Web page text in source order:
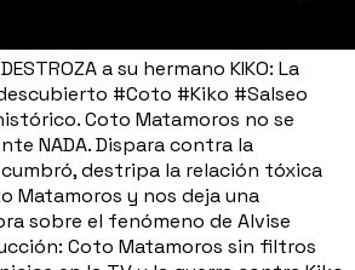
a su hermano KIKO: La
#Coto #Kiko #Salseo
Coto Matamoros no se
NADA. Dispara contra la
destripa la relación tóxica
Matamoros y nos deja una
sobre el fenómeno de Alvise
Coto Matamoros sin filtros